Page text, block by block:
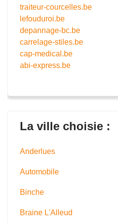
traiteur-courcelles.be
lefouduroi.be
depannage-bc.be
carrelage-stiles.be
cap-medical.be
abi-express.be
La ville choisie :
Anderlues
Automobile
Binche
Braine L'Alleud